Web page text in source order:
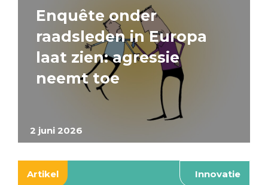
2 juni 2026
Enquête onder
raadsleden in Europa
laat zien: agressie
neemt toe
Artikel Innovatie